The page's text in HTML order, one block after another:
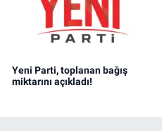
Yeni Parti, toplanan bağış
miktarını açıkladı!